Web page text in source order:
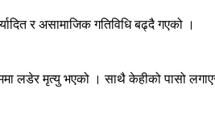
र असामाजिक गतिविधि बढ्दै गएको ।
लडेर मृत्यु भएको । साथै केहीको पासो